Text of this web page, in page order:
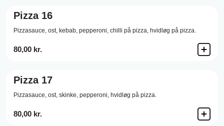
Pizza 16
Pizzasauce, ost, kebab, pepperoni, chilli på pizza, hvidløg på pizza.
80,00 kr.
Pizza 17
Pizzasauce, ost, skinke, pepperoni, hvidløg på pizza.
80,00 kr.